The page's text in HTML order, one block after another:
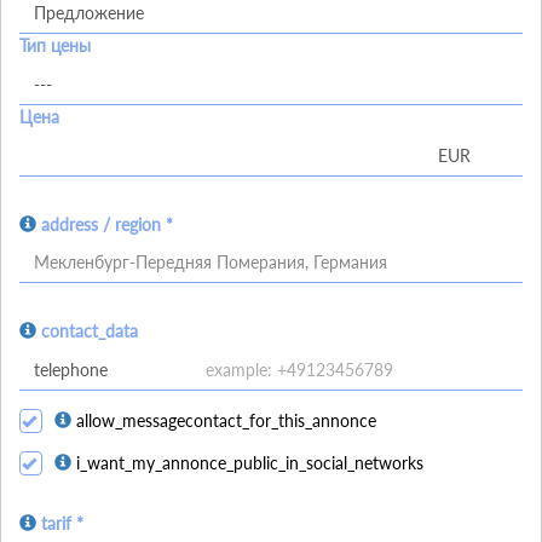
Тип цены
Цена
address / region *
Мекленбург-Передняя Померания, Германия
contact_data
allow_messagecontact_for_this_annonce
i_want_my_annonce_public_in_social_networks
tarif *